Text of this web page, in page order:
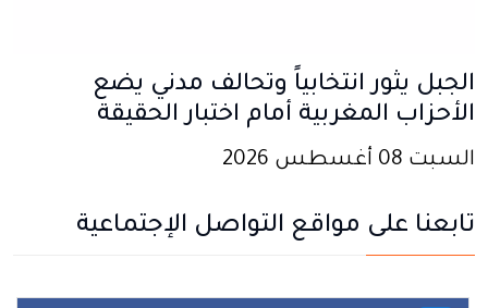
الجبل يثور انتخابياً وتحالف مدني يضع
الأحزاب المغربية أمام اختبار الحقيقة
السبت 08 أغسطس 2026
تابعنا على مواقع التواصل الإجتماعية